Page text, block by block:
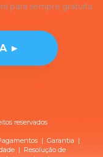
para sempre gratuita.
►
reservados
| Garantia |
| Resolução de